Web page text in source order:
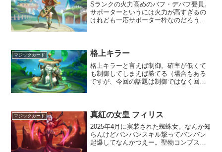
Sランクの火力高めのバフ・デバフ要員。
サポーターというには火力が高すぎるの
けれども一応サポーター枠なのだろう
くらいの火力持ちではあ...
マジックカード 格上キラー
格上キラーと言えば制御。確率が低くて
も制御してしまえば勝てる（場合もある
ですが、今回の話題は制御ではなく回復
が行動した時のダメージ...
マジックカード 真紅の女皇 フィリス
2025年4月に実装された蜘蛛女。なんか知
らんけどバンバンスキル撃ってバンバン
起爆してなんかつえー。聖物コンプスキ